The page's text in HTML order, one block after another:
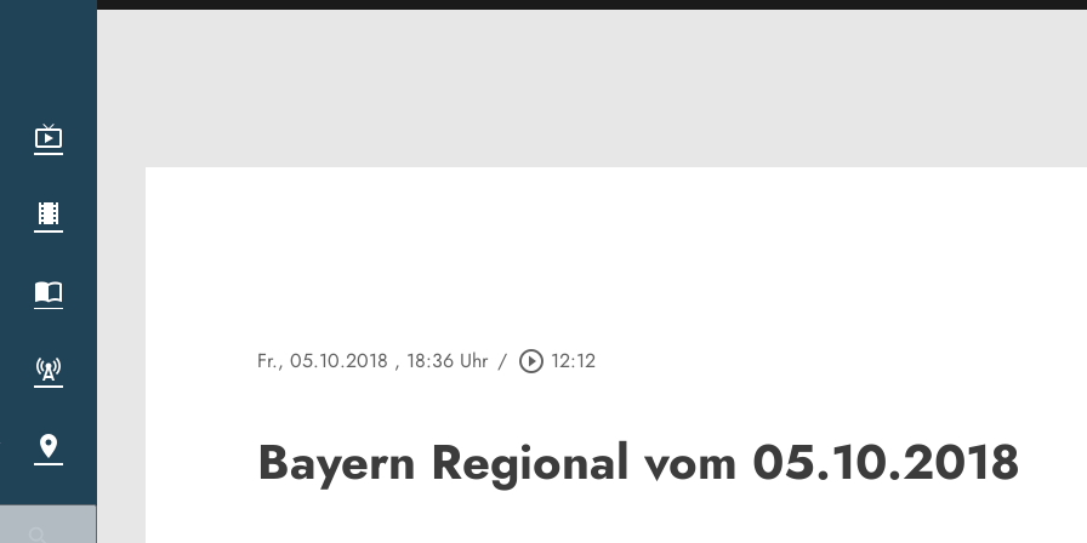
Fr., 05.10.2018 , 18:36 Uhr / play_circle_outline 12:12
Bayern Regional vom 05.10.2018